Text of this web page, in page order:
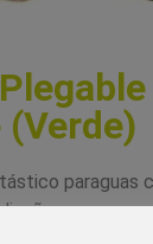
paraguas
para un